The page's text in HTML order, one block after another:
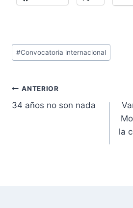
Etiquetas
de
entrada:
#Convocatoria internacional
Navegación
de
ANTERIOR
34 años no son nada
la